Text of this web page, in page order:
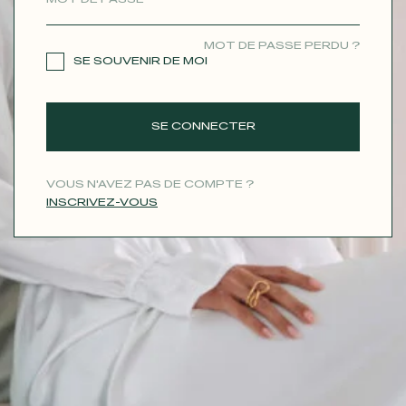
MOT DE PASSE PERDU ?
SE SOUVENIR DE MOI
SE CONNECTER
VOUS N'AVEZ PAS DE COMPTE ?
INSCRIVEZ-VOUS